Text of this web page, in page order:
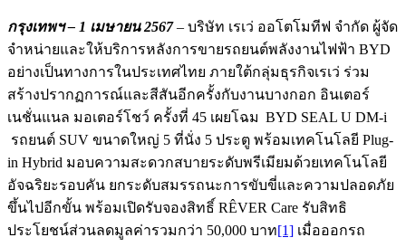
กรุงเทพฯ – 1 เมษายน 2567– บริษัท เรเว่ ออโตโมทีฟ จำกัด ผู้จัด
จําหน่ายและให้บริการหลังการขายรถยนต์พลังงานไฟฟ้า BYD
อย่างเป็นทางการในประเทศไทย ภายใต้กลุ่มธุรกิจเรเว่ ร่วม
สร้างปรากฏการณ์และสีสันอีกครั้งกับงานบางกอก อินเตอร์
เนชั่นแนล มอเตอร์โชว์ ครั้งที่ 45 เผยโฉม BYD SEAL U DM-i
รถยนต์ SUV ขนาดใหญ่ 5 ที่นั่ง 5 ประตู พร้อมเทคโนโลยี Plug-
in Hybrid มอบความสะดวกสบายระดับพรีเมียมด้วยเทคโนโลยี
อัจฉริยะรอบคัน ยกระดับสมรรถนะการขับขี่และความปลอดภัย
ขึ้นไปอีกขั้น พร้อมเปิดรับจองสิทธิ์ RÊVER Care รับสิทธิ
ประโยชน์ส่วนลดมูลค่ารวมกว่า 50,000 บาท[1] เมื่อออกรถ